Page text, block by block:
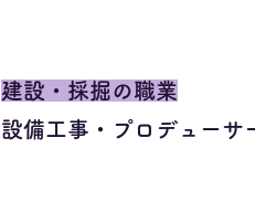
建設・採掘の職業
設備工事・プロデューサ